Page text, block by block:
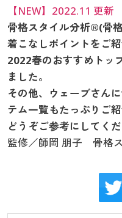
大きいサイズ 事務・制服
カタログ・チラシから
デジタルカタログ
カタログ無料プレゼント
会員メニュー
マイページ
お気に入り
デジタルカタログ
カタログ無料プレゼン
会員メニュー
マイページ
閲覧履歴
【NEW】2022.11 更新
骨格スタイル分析®(骨
着こなしポイントをご紹
2022春のおすすめトッ
ました。
その他、ウェーブさん
テム一覧もたっぷりご紹
どうぞご参考にしてくだ
監修／師岡 朋子 骨格